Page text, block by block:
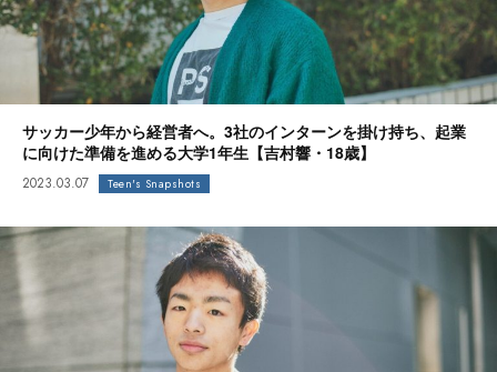
サッカー少年から経営者へ。3社のインターンを掛け持ち、起業
に向けた準備を進める大学1年生【吉村響・18歳】
2023.03.07 Teen's Snapshots